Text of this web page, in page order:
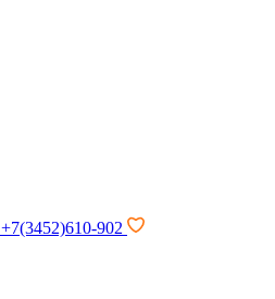
+7(3452)610-902